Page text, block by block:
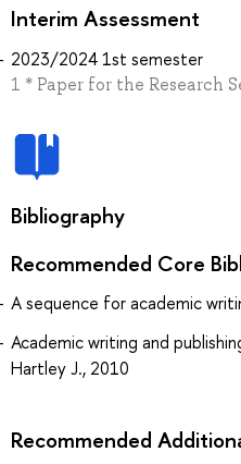
Interim Assessment
2023/2024 1st semester
1 * Paper for the Research
Bibliography
Recommended Core
A sequence for academic
Academic writing and
Hartley J., 2010
Recommended